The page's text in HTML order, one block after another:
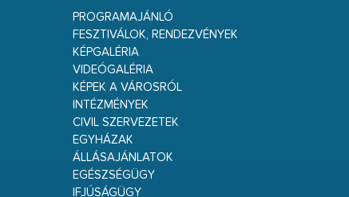
PROGRAMAJÁNLÓ
FESZTIVÁLOK, RENDEZVÉNYEK
KÉPGALÉRIA
VIDEÓGALÉRIA
KÉPEK A VÁROSRÓL
INTÉZMÉNYEK
CIVIL SZERVEZETEK
EGYHÁZAK
ÁLLÁSAJÁNLATOK
EGÉSZSÉGÜGY
IFJÚSÁGÜGY